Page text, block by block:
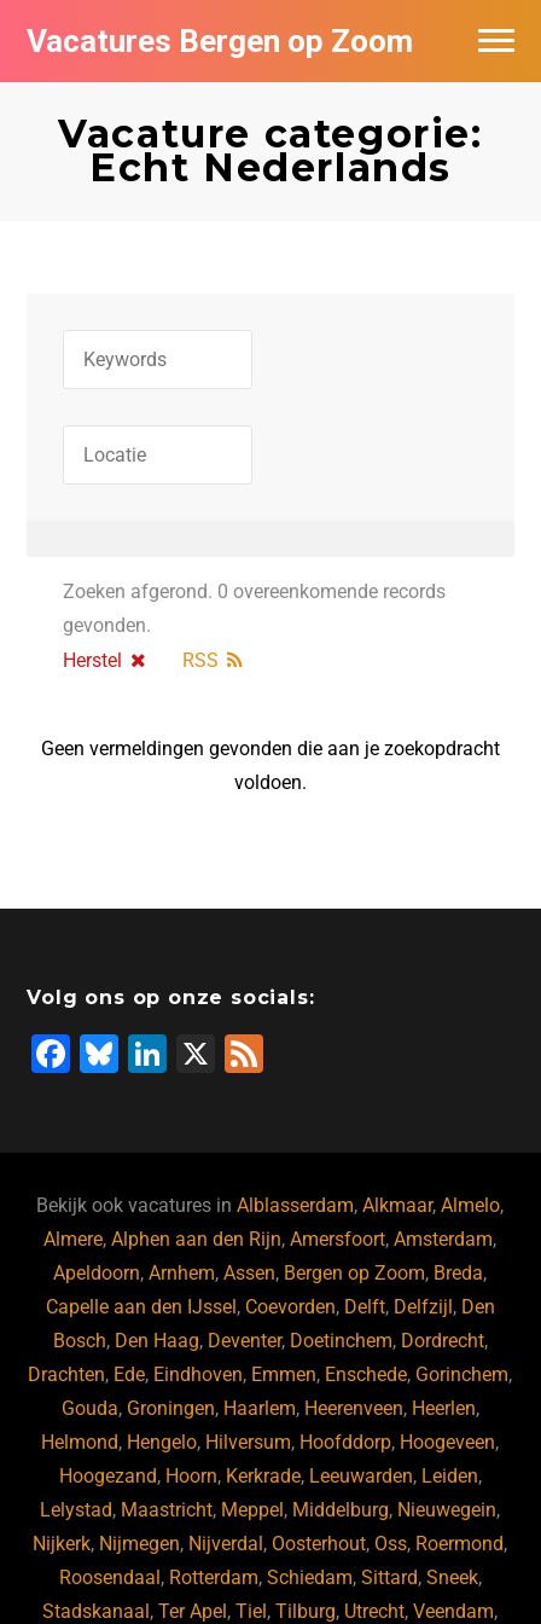
Vacatures Bergen op Zoom
Vacature categorie:
Echt Nederlands
Zoeken afgerond. 0 overeenkomende records
gevonden.
Herstel
RSS
Geen vermeldingen gevonden die aan je zoekopdracht
voldoen.
Volg ons op onze socials:
F
b
o
o
k
Bl
ky
Li
dI
n
X
Bekijk ook vacatures inAlblasserdam,Alkmaar,Almelo,
Almere,Alphen aan den Rijn,Amersfoort,Amsterdam,
Apeldoorn,Arnhem,Assen, Bergen op Zoom, Breda,
Capelle aan den IJssel , Coevorden, Delft, Delfzijl , Den
Bosch, Den Haag, Deventer, Doetinchem, Dordrecht,
Drachten, Ede, Eindhoven, Emmen, Enschede, Gorinchem,
Gouda, Groningen, Haarlem, Heerenveen, Heerlen,
Helmond, Hengelo, Hilversum, Hoofddorp, Hoogeveen,
Hoogezand, Hoorn, Kerkrade, Leeuwarden, Leiden,
Lelystad, Maastricht, Meppel , Middelburg, Nieuwegein,
Nijkerk, Nijmegen, Nijverdal , Oosterhout, Oss, Roermond,
Roosendaal , Rotterdam, Schiedam, Sittard, Sneek,
Stadskanaal ,Ter Apel ,Tiel ,Tilburg, Utrecht,Veendam,
Vacatures per bedrijf
De populairste vacatures in Bergen op